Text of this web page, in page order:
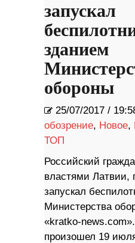
запускал
зданием
обороны
25/07/2017 /
обозрение, Новое,
ТОП
Российский
властями Латвии,
запускал
Министерства
«kratko-
произошел 19